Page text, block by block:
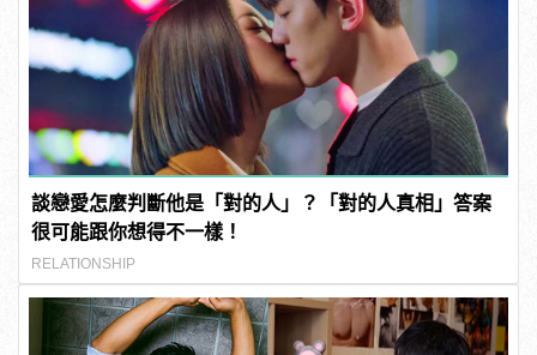
談戀愛怎麼判斷他是「對的人」？「對的人真相」答案
很可能跟你想得不一樣！
RELATIONSHIP